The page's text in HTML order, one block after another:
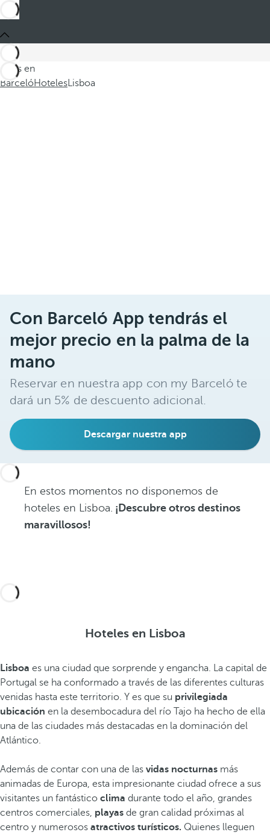
Estás en
BarcelóHotelesLisboa
Con Barceló App tendrás el
mejor precio en la palma de la
mano
Reservar en nuestra app con my Barceló te
dará un 5% de descuento adicional.
Descargar nuestra app
En estos momentos no disponemos de
hoteles en Lisboa. ¡Descubre otros destinos
maravillosos!
o
r
t
u
g
a
l
P
Hoteles en Lisboa
Lisboa es una ciudad que sorprende y engancha. La capital de
Portugal se ha conformado a través de las diferentes culturas
venidas hasta este territorio. Y es que su privilegiada
ubicación en la desembocadura del río Tajo ha hecho de ella
una de las ciudades más destacadas en la dominación del
Atlántico.
Además de contar con una de las vidas nocturnas más
animadas de Europa, esta impresionante ciudad ofrece a sus
visitantes un fantástico clima durante todo el año, grandes
centros comerciales, playas de gran calidad próximas al
centro y numerosos atractivos turísticos. Quienes lleguen